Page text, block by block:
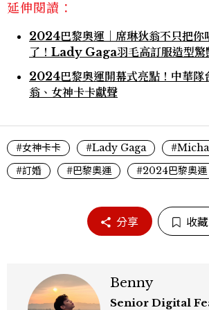
延伸閱讀：
2024巴黎奧運｜席琳狄翁不只把你
了！Lady Gaga羽毛高訂服造型驚
2024巴黎奧運開幕式亮點！中華隊
翁、女神卡卡獻聲
#女神卡卡 #Lady Gaga
#訂婚
#巴黎奧運 #2024巴黎奧運
分享 收藏
Benny
Senior Digital